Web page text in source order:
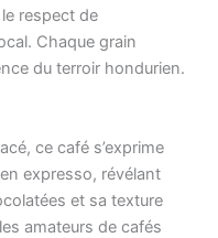
respect de
Chaque grain
du terroir hondurien.
ce café s’exprime
expresso, révélant
et sa texture
amateurs de cafés